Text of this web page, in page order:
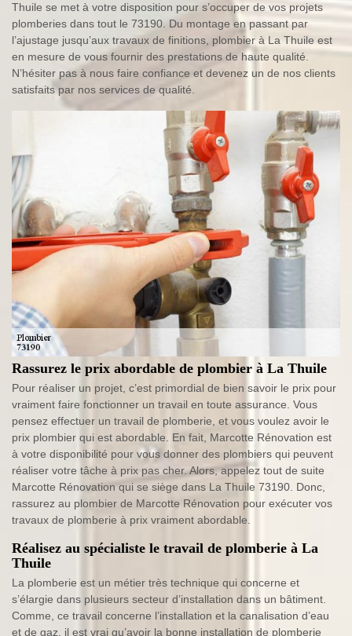
Thuile se met à votre disposition pour s’occuper de vos projets
plomberies dans tout le 73190. Du montage en passant par
l’ajustage jusqu’aux travaux de finitions, plombier à La Thuile est
en mesure de vous fournir des prestations de haute qualité.
N’hésiter pas à nous faire confiance et devenez un de nos clients
satisfaits par nos services de qualité.
Rassurez le prix abordable de plombier à La Thuile
Pour réaliser un projet, c’est primordial de bien savoir le prix pour
vraiment faire fonctionner un travail en toute assurance. Vous
pensez effectuer un travail de plomberie, et vous voulez avoir le
prix plombier qui est abordable. En fait, Marcotte Rénovation est
à votre disponibilité pour vous donner des plombiers qui peuvent
réaliser votre tâche à prix pas cher. Alors, appelez tout de suite
Marcotte Rénovation qui se siège dans La Thuile 73190. Donc,
rassurez au plombier de Marcotte Rénovation pour exécuter vos
travaux de plomberie à prix vraiment abordable.
Réalisez au spécialiste le travail de plomberie à La
Thuile
La plomberie est un métier très technique qui concerne et
s’élargie dans plusieurs secteur d’installation dans un bâtiment.
Comme, ce travail concerne l’installation et la canalisation d’eau
et de gaz, il est vrai qu’avoir la bonne installation de plomberie